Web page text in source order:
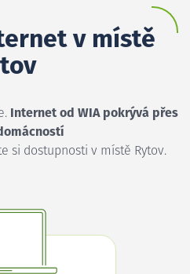
v místě
Internet od WIA pokrývá přes
si dostupnosti v místě Rytov.